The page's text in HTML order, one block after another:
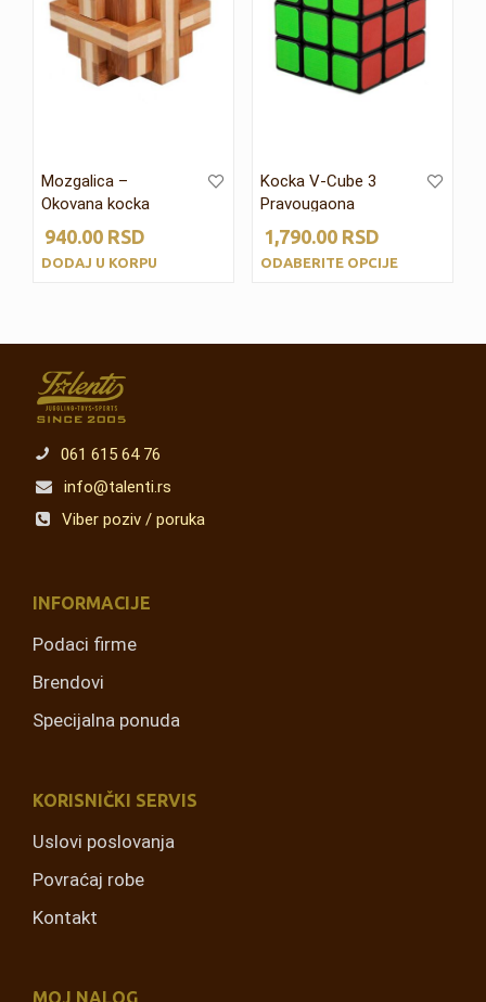
Mozgalica –
Okovana kocka
940.00 RSD
DODAJ U KORPU
Kocka V-Cube 3
Pravougaona
1,790.00RSD
ODABERITE OPCIJE
061 615 64 76
info@talenti.rs
Viber poziv / poruka
INFORMACIJE
Podaci firme
Brendovi
Specijalna ponuda
KORISNIČKI SERVIS
Uslovi poslovanja
Povraćaj robe
Kontakt
MOJ NALOG